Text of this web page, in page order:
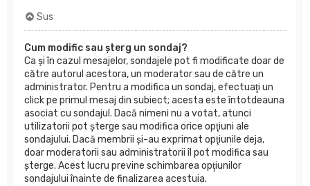
Sus
Cum modific sau şterg un sondaj?
Ca şi în cazul mesajelor, sondajele pot fi modificate doar de
către autorul acestora, un moderator sau de către un
administrator. Pentru a modifica un sondaj, efectuaţi un
click pe primul mesaj din subiect; acesta este întotdeauna
asociat cu sondajul. Dacă nimeni nu a votat, atunci
utilizatorii pot şterge sau modifica orice opţiuni ale
sondajului. Dacă membrii şi-au exprimat opţiunile deja,
doar moderatorii sau administratorii îl pot modifica sau
şterge. Acest lucru previne schimbarea opţiunilor
sondajului înainte de finalizarea acestuia.